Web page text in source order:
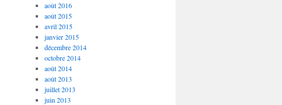
août 2016
août 2015
avril 2015
janvier 2015
décembre 2014
octobre 2014
août 2014
août 2013
juillet 2013
juin 2013